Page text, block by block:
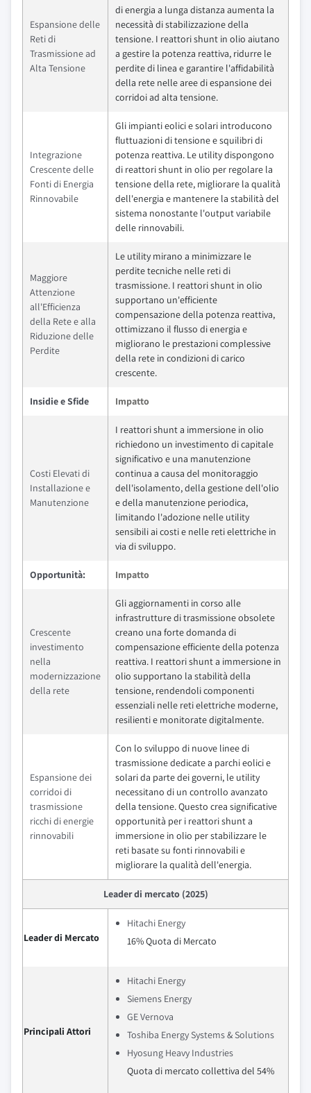
Espansione delle
Reti di
Trasmissione ad
Alta Tensione
di energia a lunga distanza aumenta la
necessità di stabilizzazione della
tensione. I reattori shunt in olio aiutano
a gestire la potenza reattiva, ridurre le
perdite di linea e garantire l'affidabilità
della rete nelle aree di espansione dei
corridoi ad alta tensione.
Integrazione
Crescente delle
Fonti di Energia
Rinnovabile
Gli impianti eolici e solari introducono
fluttuazioni di tensione e squilibri di
potenza reattiva. Le utility dispongono
di reattori shunt in olio per regolare la
tensione della rete, migliorare la qualità
dell'energia e mantenere la stabilità del
sistema nonostante l'output variabile
delle rinnovabili.
Maggiore
Attenzione
all'Efficienza
della Rete e alla
Riduzione delle
Perdite
Le utility mirano a minimizzare le
perdite tecniche nelle reti di
trasmissione. I reattori shunt in olio
supportano un'efficiente
compensazione della potenza reattiva,
ottimizzano il flusso di energia e
migliorano le prestazioni complessive
della rete in condizioni di carico
crescente.
Insidie e Sfide Impatto
Costi Elevati di
Installazione e
Manutenzione
I reattori shunt a immersione in olio
richiedono un investimento di capitale
significativo e una manutenzione
continua a causa del monitoraggio
dell'isolamento, della gestione dell'olio
e della manutenzione periodica,
limitando l'adozione nelle utility
sensibili ai costi e nelle reti elettriche in
via di sviluppo.
Opportunità: Impatto
Crescente
investimento
nella
modernizzazione
della rete
Gli aggiornamenti in corso alle
infrastrutture di trasmissione obsolete
creano una forte domanda di
compensazione efficiente della potenza
reattiva. I reattori shunt a immersione in
olio supportano la stabilità della
tensione, rendendoli componenti
essenziali nelle reti elettriche moderne,
resilienti e monitorate digitalmente.
Espansione dei
corridoi di
trasmissione
ricchi di energie
rinnovabili
Con lo sviluppo di nuove linee di
trasmissione dedicate a parchi eolici e
solari da parte dei governi, le utility
necessitano di un controllo avanzato
della tensione. Questo crea significative
opportunità per i reattori shunt a
immersione in olio per stabilizzare le
reti basate su fonti rinnovabili e
migliorare la qualità dell'energia.
Leader di mercato (2025)
Leader di Mercato
Hitachi Energy
16% Quota di Mercato
Principali Attori
Hitachi Energy
Siemens Energy
GE Vernova
Toshiba Energy Systems & Solutions
Hyosung Heavy Industries
Quota di mercato collettiva del 54%